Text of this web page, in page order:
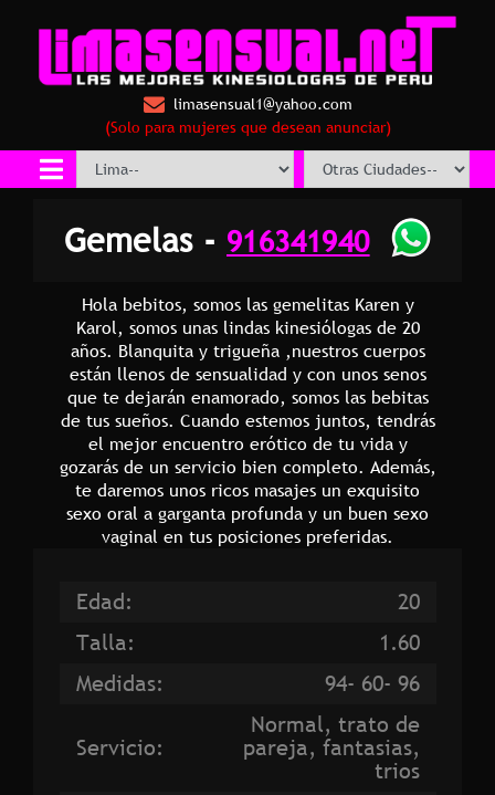
limasensual1@yahoo.com
(Solo para mujeres que desean anunciar)
Gemelas - 916341940
Hola bebitos, somos las gemelitas Karen y
Karol, somos unas lindas kinesiólogas de 20
años. Blanquita y trigueña ,nuestros cuerpos
están llenos de sensualidad y con unos senos
que te dejarán enamorado, somos las bebitas
de tus sueños. Cuando estemos juntos, tendrás
el mejor encuentro erótico de tu vida y
gozarás de un servicio bien completo. Además,
te daremos unos ricos masajes un exquisito
sexo oral a garganta profunda y un buen sexo
vaginal en tus posiciones preferidas.
Edad:
20
Talla:
1.60
Medidas:
94- 60- 96
Servicio:
Normal, trato de
pareja, fantasias,
trios